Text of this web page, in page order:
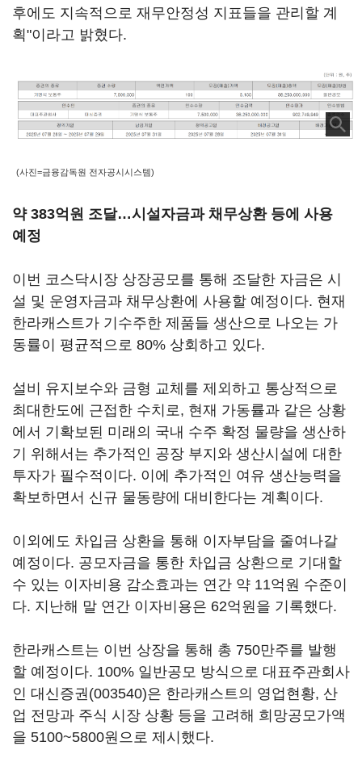
후에도 지속적으로 재무안정성 지표들을 관리할 계
획"이라고 밝혔다.
(사진=금융감독원 전자공시시스템)
약 383억원 조달…시설자금과 채무상환 등에 사용
예정
이번 코스닥시장 상장공모를 통해 조달한 자금은 시
설 및 운영자금과 채무상환에 사용할 예정이다. 현재
한라캐스트가 기수주한 제품들 생산으로 나오는 가
동률이 평균적으로 80% 상회하고 있다.
설비 유지보수와 금형 교체를 제외하고 통상적으로
최대한도에 근접한 수치로, 현재 가동률과 같은 상황
에서 기확보된 미래의 국내 수주 확정 물량을 생산하
기 위해서는 추가적인 공장 부지와 생산시설에 대한
투자가 필수적이다. 이에 추가적인 여유 생산능력을
확보하면서 신규 물동량에 대비한다는 계획이다.
이외에도 차입금 상환을 통해 이자부담을 줄여나갈
예정이다. 공모자금을 통한 차입금 상환으로 기대할
수 있는 이자비용 감소효과는 연간 약 11억원 수준이
다. 지난해 말 연간 이자비용은 62억원을 기록했다.
한라캐스트는 이번 상장을 통해 총 750만주를 발행
할 예정이다. 100% 일반공모 방식으로 대표주관회사
인 대신증권(003540)은 한라캐스트의 영업현황, 산
업 전망과 주식 시장 상황 등을 고려해 희망공모가액
을 5100~5800원으로 제시했다.